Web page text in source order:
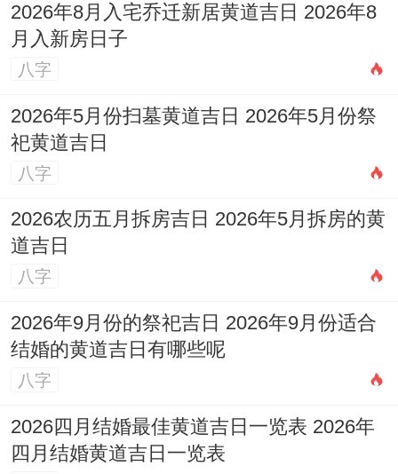
区与重要服务区域，应安排在店内相对吉祥
的位置！
美容院开业需不相同注意避开「月破」、
「岁破」等大凶之日，原因是行业属性，应
优先选择黄历上宜「求嗣」、「纳财」的日
子，标记客户源源不断、财源广进。
避免选择与「医疗」或「破损」等相关联的
不吉利日子！
2026年2月美国假期与开业时机
巧妙利用公共假期的人流效应,能为开业带来
额外的关注度跟客流量...
2026年8月入宅乔迁新居黄道吉日 2026年8
月入新房日子
八字
2026年5月份扫墓黄道吉日 2026年5月份祭
祀黄道吉日
八字
2026农历五月拆房吉日 2026年5月拆房的黄
道吉日
八字
2026年9月份的祭祀吉日 2026年9月份适合
结婚的黄道吉日有哪些呢
八字
2026四月结婚最佳黄道吉日一览表 2026年
四月结婚黄道吉日一览表